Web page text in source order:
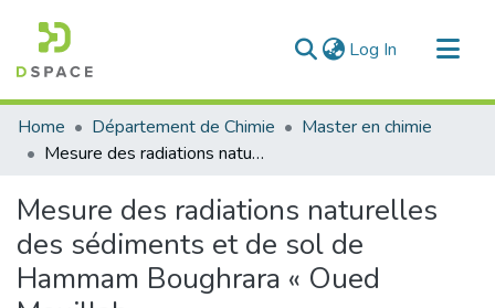
Log In (current)
Communities & Collections
All of DSpace
Home Département de Chimie
Master en chimie
Mesure des radiations naturelles des sédiments et de sol de Hammam Boughrara « Oued Mouillah »
Mesure des radiations naturelles
des sédiments et de sol de
Hammam Boughrara « Oued